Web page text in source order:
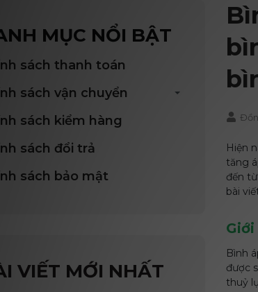
Hiện
tăng
đến
bài
Bình
được
thuỷ
MỤC NỔI BẬT
sách thanh toán
sách vận chuyển
sách kiểm hàng
sách đổi trả
sách bảo mật
VIẾT MỚI NHẤT